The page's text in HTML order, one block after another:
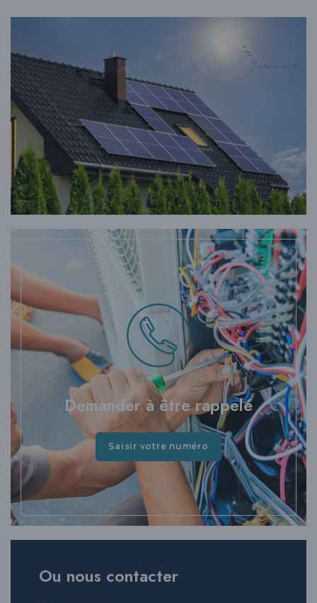
Demander à être rappelé
Saisir votre numéro
Ou nous contacter